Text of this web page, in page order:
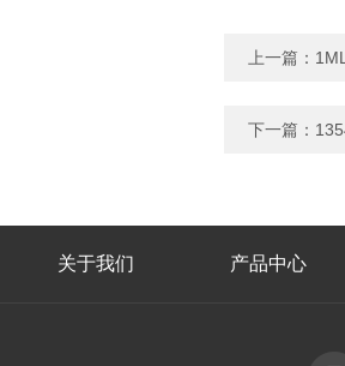
上一篇：
下一篇：
关于我们 产品中心